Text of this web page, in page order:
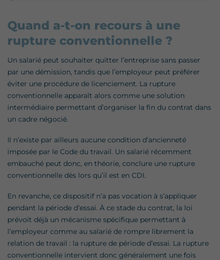
Quand a-t-on recours à une
rupture conventionnelle ?
Un salarié peut souhaiter quitter l’entreprise sans passer
par une démission, tandis que l’employeur peut préférer
éviter une procédure de licenciement. La rupture
conventionnelle apparaît alors comme une solution
intermédiaire permettant d’organiser la fin du contrat dans
un cadre négocié.
Il n’existe par ailleurs aucune condition d’ancienneté
imposée par le Code du travail. Un salarié récemment
embauché peut donc, en théorie, conclure une rupture
conventionnelle dès lors qu’il est en CDI.
En revanche, ce dispositif n’a pas vocation à s’appliquer
pendant la période d’essai. À ce stade du contrat, la loi
prévoit déjà un mécanisme spécifique permettant à
l’employeur comme au salarié de rompre librement la
relation de travail : la rupture de période d’essai. La rupture
conventionnelle intervient donc généralement une fois